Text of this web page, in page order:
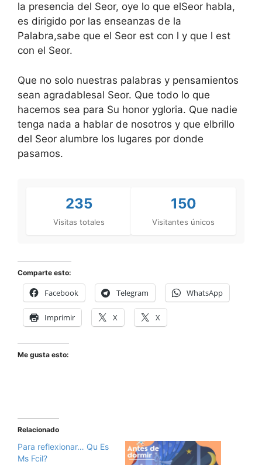
la presencia del Seor, oye lo que elSeor habla,
es dirigido por las enseanzas de la
Palabra,sabe que el Seor est con l y que l est
con el Seor.
Que no solo nuestras palabras y pensamientos
sean agradablesal Seor. Que todo lo que
hacemos sea para Su honor ygloria. Que nadie
tenga nada a hablar de nosotros y que elbrillo
del Seor alumbre los lugares por donde
pasamos.
235
Visitas totales
150
Visitantes únicos
Comparte esto:
Facebook Telegram WhatsApp
Imprimir X X
Me gusta esto:
Relacionado
Para reflexionar… Qu Es
Ms Fcil?